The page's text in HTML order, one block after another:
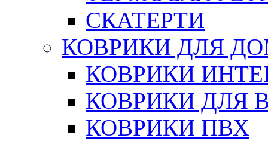
СКАТЕРТИ
КОВРИКИ ДЛЯ
КОВРИКИ
КОВРИКИ ДЛЯ
КОВРИКИ ПВХ